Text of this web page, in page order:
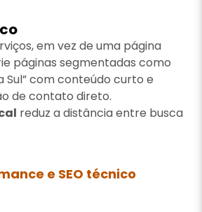
em vez de uma página
páginas segmentadas como
Sul” com conteúdo curto e
de contato direto.
reduz a distância entre busca
e SEO técnico